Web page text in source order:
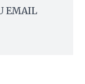
EMAIL